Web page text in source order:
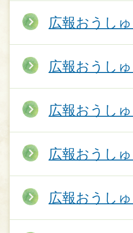
広報おうし
広報おうし
広報おうし
広報おうし
広報おうし